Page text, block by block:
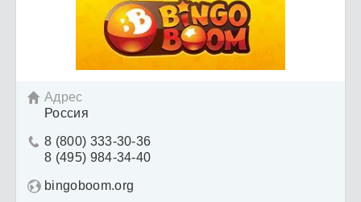
 Адрес
Россия
 8 (800) 333-30-36
8 (495) 984-34-40
bingoboom.org